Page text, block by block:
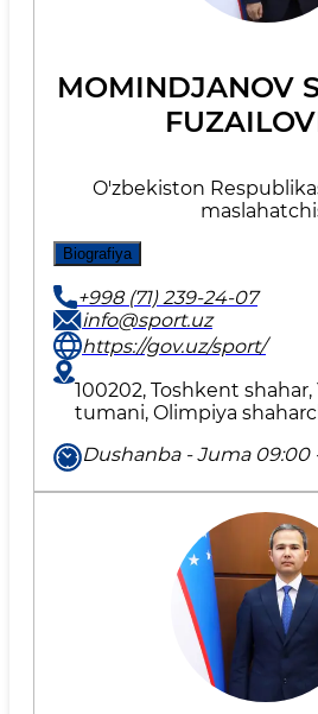
MOMINDJANOV
O'zbekiston
Biografiya
+998 (71) 239-24-07
info@sport.uz
https://gov.uz/sport/
100202, Toshkent
tumani, Olimpiya
Dushanba - Juma 09:00